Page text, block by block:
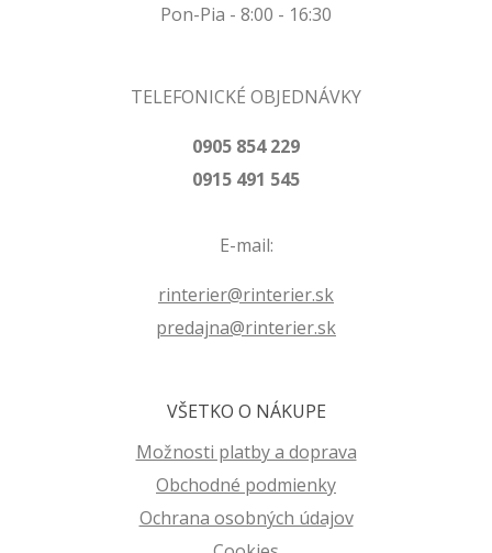
Pon-Pia - 8:00 - 16:30
TELEFONICKÉ OBJEDNÁVKY
0905 854 229
0915 491 545
E-mail:
rinterier@rinterier.sk
predajna@rinterier.sk
VŠETKO O NÁKUPE
Možnosti platby a doprava
Obchodné podmienky
Ochrana osobných údajov